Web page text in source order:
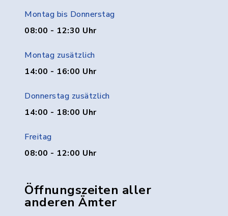
Montag bis Donnerstag
08:00 - 12:30 Uhr
Montag zusätzlich
14:00 - 16:00 Uhr
Donnerstag zusätzlich
14:00 - 18:00 Uhr
Freitag
08:00 - 12:00 Uhr
Öffnungszeiten aller
anderen Ämter